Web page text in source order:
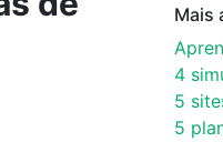
Mais
4
5
5